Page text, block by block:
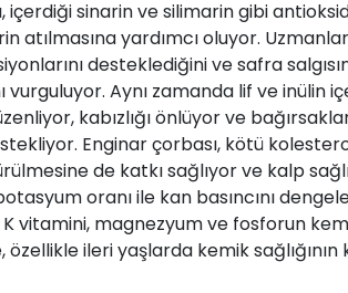
içerdiği sinarin ve silimarin gibi
atılmasına yardımcı oluyor.
desteklediğini ve safra
vurguluyor. Aynı zamanda lif ve inülin
kabızlığı önlüyor ve
Enginar çorbası, kötü
de katkı sağlıyor ve kalp
oranı ile kan basıncını
K vitamini, magnezyum ve fosforun
özellikle ileri yaşlarda kemik sağlığının